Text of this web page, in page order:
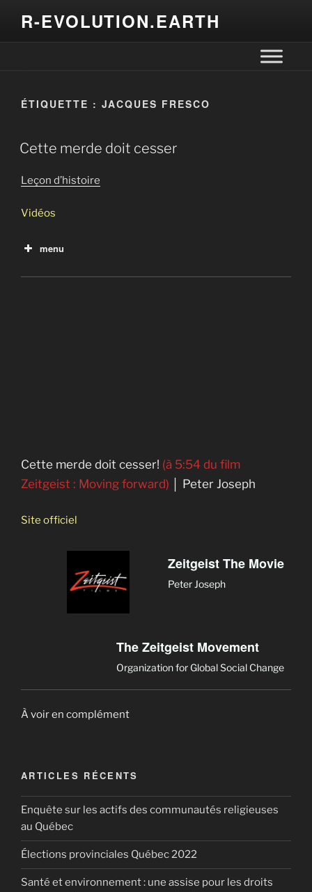
R-EVOLUTION.EARTH
ÉTIQUETTE : JACQUES FRESCO
Cette merde doit cesser
Leçon d’histoire
Vidéos
menu
Cette merde doit cesser! (à 5:54 du film
Zeitgeist : Moving forward) │ Peter Joseph
Site officiel
Zeitgeist The Movie
Peter Joseph
The Zeitgeist Movement
Organization for Global Social Change
À voir en complément
ARTICLES RÉCENTS
Enquête sur les actifs des communautés religieuses
au Québec
Élections provinciales Québec 2022
Santé et environnement : une assise pour les droits